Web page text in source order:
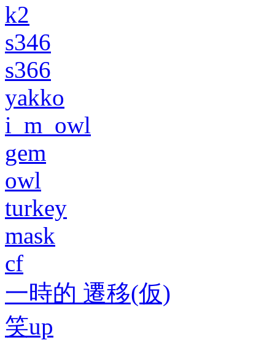
k2
s346
s366
yakko
i_m_owl
gem
owl
turkey
mask
cf
一時的 遷移(仮)
笑up